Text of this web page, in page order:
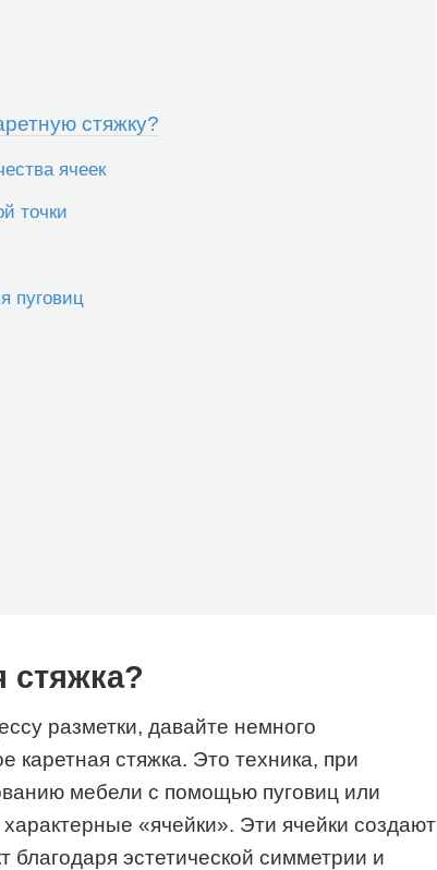
стяжку?
ячеек
точки
пуговиц
стяжка?
разметки, давайте немного
каретная стяжка. Это техника, при
мебели с помощью пуговиц или
«ячейки». Эти ячейки создают
эстетической симметрии и